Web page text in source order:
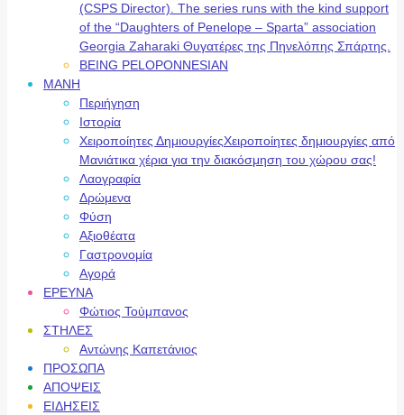
(CSPS Director). The series runs with the kind support
of the “Daughters of Penelope – Sparta” association
Georgia Zaharaki Θυγατέρες της Πηνελόπης Σπάρτης.
BEING PELOPONNESIAN
ΜΑΝΗ
Περιήγηση
Ιστορία
Χειροποίητες ΔημιουργίεςΧειροποίητες δημιουργίες από
Μανιάτικα χέρια για την διακόσμηση του χώρου σας!
Λαογραφία
Δρώμενα
Φύση
Αξιοθέατα
Γαστρονομία
Αγορά
ΕΡΕΥΝΑ
Φώτιος Τούμπανος
ΣΤΗΛΕΣ
Αντώνης Καπετάνιος
ΠΡΟΣΩΠΑ
ΑΠΟΨΕΙΣ
ΕΙΔΗΣΕΙΣ